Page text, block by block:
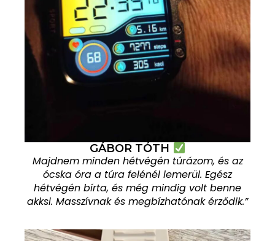
GÁBOR TÓTH
Majdnem minden hétvégén túrázom, és az
ócska óra a túra felénél lemerül. Egész
hétvégén bírta, és még mindig volt benne
akksi. Masszívnak és megbízhatónak érződik.”